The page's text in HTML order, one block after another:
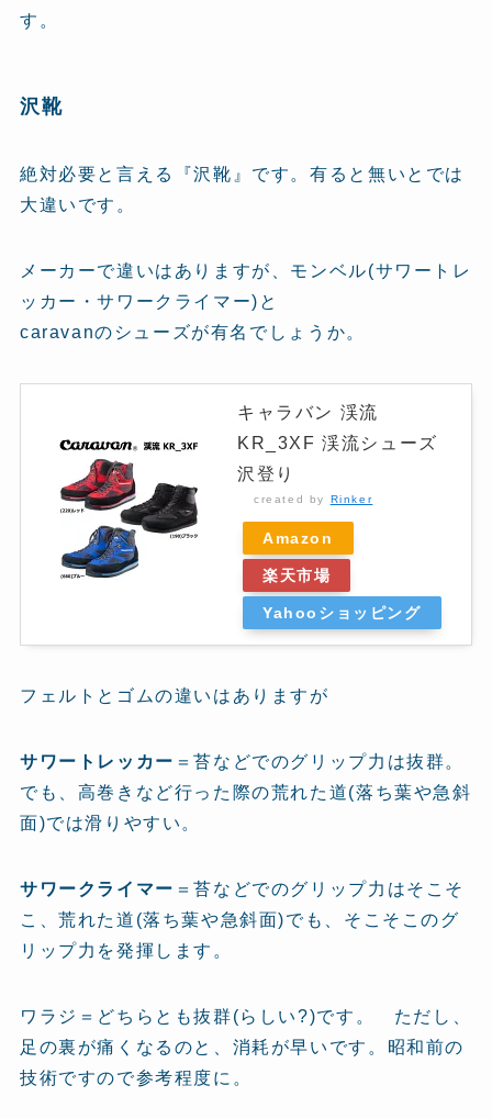
す。
沢靴
絶対必要と言える『沢靴』です。有ると無いとでは
大違いです。
メーカーで違いはありますが、モンベル(サワートレ
ッカー・サワークライマー)と
caravanのシューズが有名でしょうか。
キャラバン 渓流
KR_3XF 渓流シューズ
沢登り
created by Rinker
Amazon
楽天市場
Yahooショッピング
フェルトとゴムの違いはありますが
サワートレッカー ＝苔などでのグリップ力は抜群。
でも、高巻きなど行った際の荒れた道(落ち葉や急斜
面)では滑りやすい。
サワークライマー ＝苔などでのグリップ力はそこそ
こ、荒れた道(落ち葉や急斜面)でも、そこそこのグ
リップ力を発揮します。
ワラジ＝どちらとも抜群(らしい?)です。 ただし、
足の裏が痛くなるのと、消耗が早いです。昭和前の
技術ですので参考程度に。